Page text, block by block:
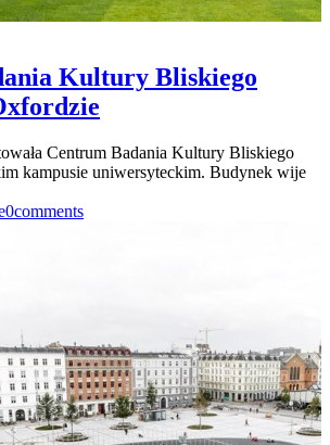
Kultury Bliskiego
Centrum Badania Kultury Bliskiego
kampusie uniwersyteckim. Budynek wije
0comments